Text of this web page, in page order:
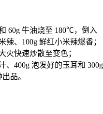
60g 牛油烧至 180℃，倒入
辣、100g 鲜红小米辣爆香；
火快速炒散至变色；
、400g 泡发好的玉耳和 300g
品。